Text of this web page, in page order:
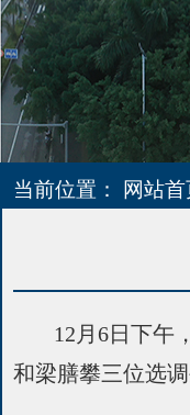
当前位置： 网站
12月6日下午
和梁膳攀三位选